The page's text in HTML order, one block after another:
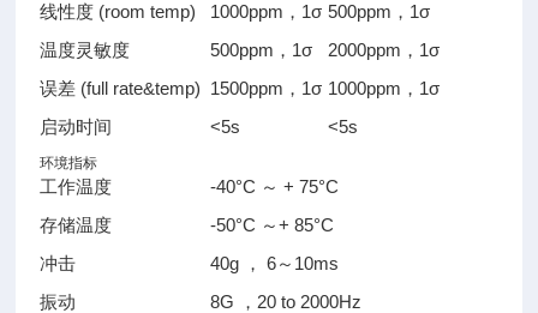
线性度 (room temp)
1000ppm，1σ 500ppm，1σ
温度灵敏度
500ppm，1σ
2000ppm，1σ
误差 (full rate&temp) 1500ppm，1σ 1000ppm，1σ
启动时间
<5s <5s
环境指标
工作温度
-40°C ～ + 75°C
存储温度
-50°C ～+ 85°C
冲击
40g ， 6～10ms
振动
8G ，20 to 2000Hz